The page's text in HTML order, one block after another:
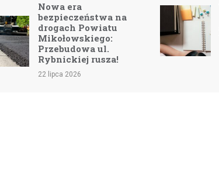
Nowa era
bezpieczeństwa na
drogach Powiatu
Mikołowskiego:
Przebudowa ul.
Rybnickiej rusza!
22 lipca 2026